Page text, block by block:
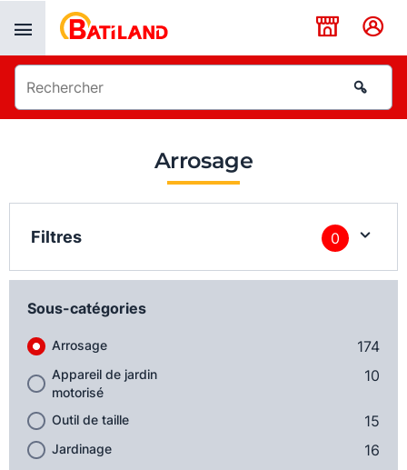
Arrosage
Filtres 0
Sous-catégories
Arrosage 174
Appareil de jardin
motorisé
10
Outil de taille 15
Jardinage 16
Panneau de gestion des cookies